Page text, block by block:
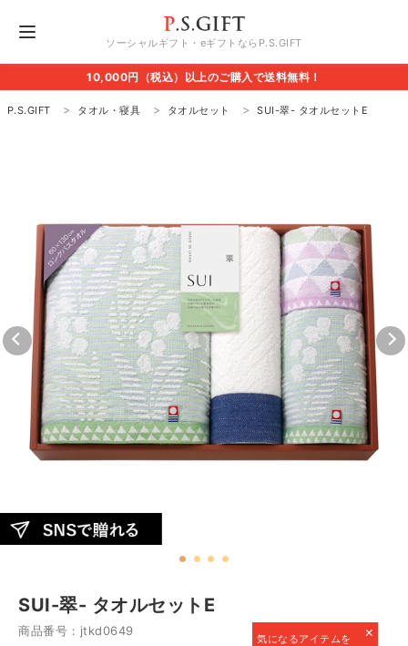
ソーシャルギフト・eギフトならP.S.GIFT
10,000円（税込）以上のご購入で送料無料！
P.S.GIFT タオル・寝具 タオルセット SUI-翠- タオルセットE
SUI-翠- タオルセットE
商品番号：jtkd0649 ×
気になるアイテムを